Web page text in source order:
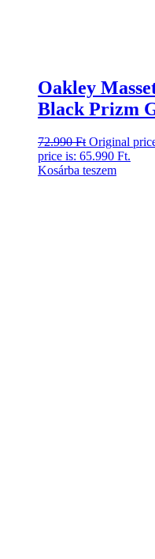
Oakley
Black Prizm
72.990Ft Original
price is: 65.990 Ft.
Kosárba teszem